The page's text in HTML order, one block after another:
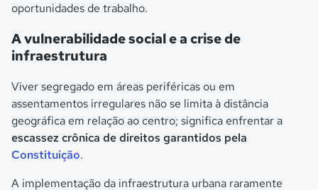
oportunidades de trabalho.
A vulnerabilidade social e a crise de
infraestrutura
Viver segregado em áreas periféricas ou em
assentamentos irregulares não se limita à distância
geográfica em relação ao centro; significa enfrentar a
escassez crônica de direitos garantidos pela
Constituição.
A implementação da infraestrutura urbana raramente